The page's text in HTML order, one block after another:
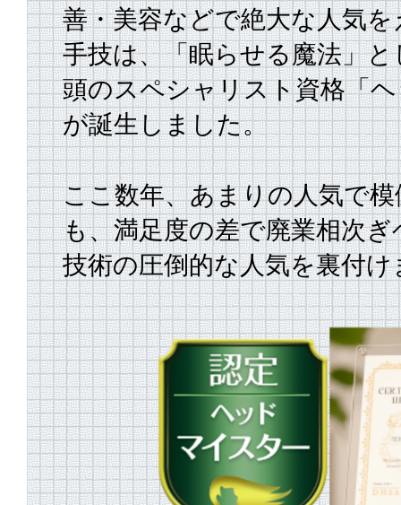
善・美容などで絶大な人気
手技は、「眠らせる魔法」
頭のスペシャリスト資格「
が誕生しました。
ここ数年、あまりの人気で
も、満足度の差で廃業相次
技術の圧倒的な人気を裏付け